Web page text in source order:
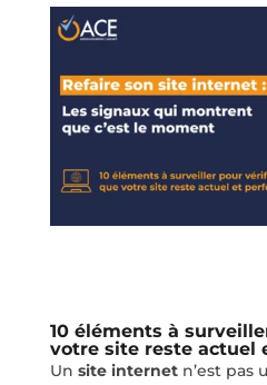
10 éléments à
votre site reste actuel
Un site internetn’est pas